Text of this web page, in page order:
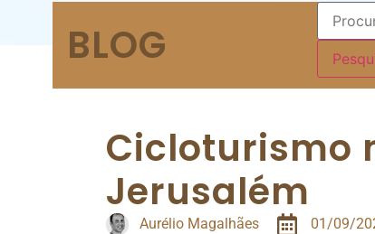
BLOG
Cicloturismo
Jerusalém
Aurélio Magalhães 01/09/